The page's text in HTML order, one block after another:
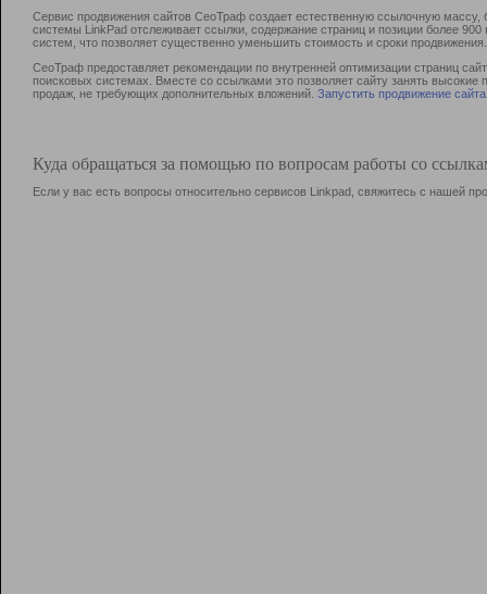
Сервис продвижения сайтов СеоТраф создает естественную ссылочную
системы LinkPad отслеживает ссылки, содержание страниц и позиции более
систем, что позволяет существенно уменьшить стоимость и сроки продвижения.
СеоТраф предоставляет рекомендации по внутренней оптимизации страниц
поисковых системах. Вместе со ссылками это позволяет сайту занять
продаж, не требующих дополнительных вложений. Запустить продвижение сайта
Куда обращаться за помощью по вопросам работы со
Если у вас есть вопросы относительно сервисов Linkpad, свяжитесь с нашей